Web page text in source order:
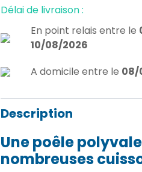
Délai de livraison :
En point relais entre le
10/08/2026
A domicile entre le 08/
Description
Une poêle
nombreuses